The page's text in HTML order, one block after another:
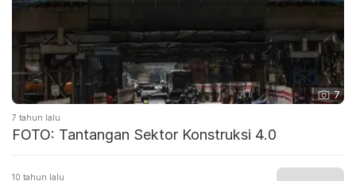
7
7 tahun lalu
FOTO: Tantangan Sektor Konstruksi 4.0
10 tahun lalu